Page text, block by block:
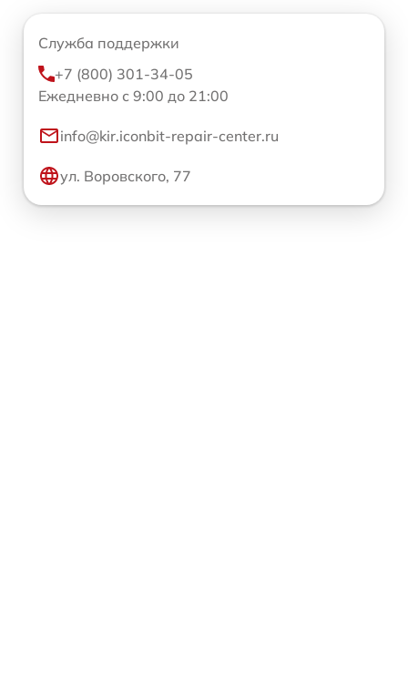
Служба поддержки
+7 (800) 301-34-05
Ежедневно с 9:00 до 21:00
info@kir.iconbit-repair-center.ru
ул. Воровского, 77